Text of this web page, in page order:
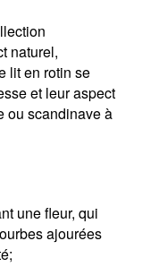
naturel,
lit en rotin se
et leur aspect
ou scandinave à
une fleur, qui
ajourées